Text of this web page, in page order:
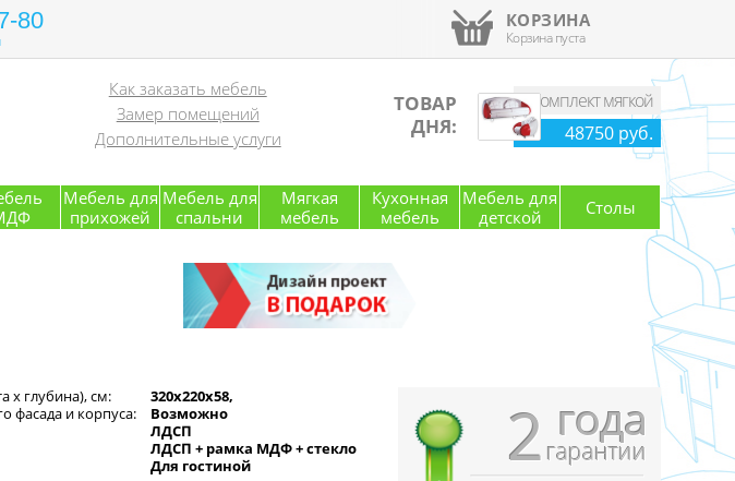
80 КОРЗИНА
Корзина пуста
Как заказать мебель
Замер помещений
Дополнительные услуги
ТОВАР
ДНЯ:
Комплект мягкой
мебели
48750 руб.
Мебель для
прихожей
Мебель для
спальни
Мягкая
мебель
Кухонная
мебель
Мебель для
детской
Столы
х глубина), см:
320x220x58,
фасада и корпуса:
Возможно
ЛДСП
ЛДСП + рамка МДФ + стекло
Для гостиной
2 года
гарантии